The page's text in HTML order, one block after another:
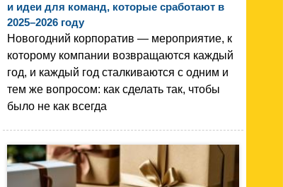
и идеи для команд, которые сработают в
2025–2026 году
Новогодний корпоратив — мероприятие, к
которому компании возвращаются каждый
год, и каждый год сталкиваются с одним и
тем же вопросом: как сделать так, чтобы
было не как всегда